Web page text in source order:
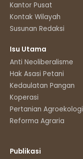
Kantor Pusat
Kontak Wilayah
Susunan Redaksi
Isu Utama
Anti Neoliberalisme
Hak Asasi Petani
Kedaulatan Pangan
Koperasi
Pertanian
Reforma Agraria
Publikasi